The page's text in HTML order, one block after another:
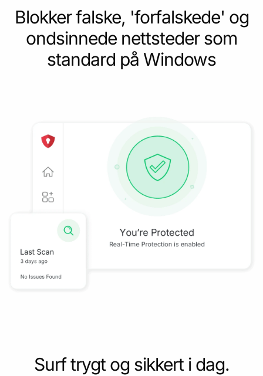
Blokker falske, 'forfalskede' og
ondsinnede nettsteder som
standard på Windows
Surf trygt og sikkert i dag.